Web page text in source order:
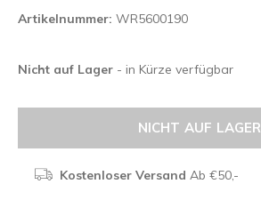
Artikelnummer: WR5600190
Nicht auf Lager - in Kürze verfügbar
NICHT AUF LAGER
Kostenloser Versand Ab €50,-